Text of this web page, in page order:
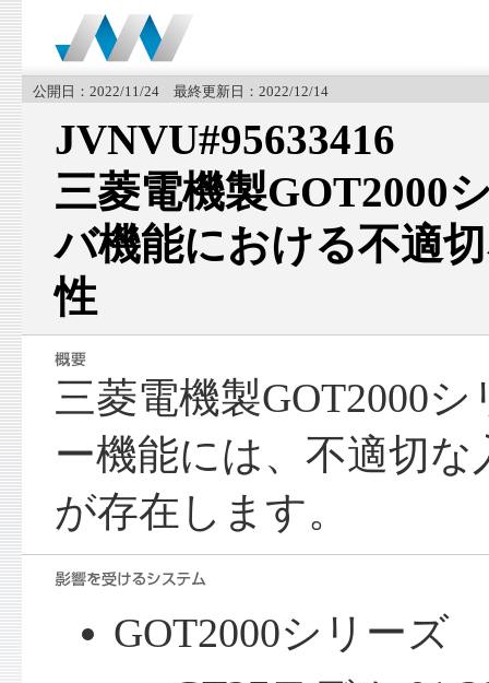
公開日：2022/11/24 最終更新日：2022/12/14
JVNVU#95633416
三菱電機製GOT2000
バ機能における不適
性
三菱電機製GOT2000
ー機能には、不適切
が存在します。
GOT2000シリーズ